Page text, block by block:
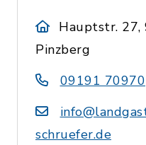
Hauptstr. 27,
Pinzberg
09191 70970
schruefer.de